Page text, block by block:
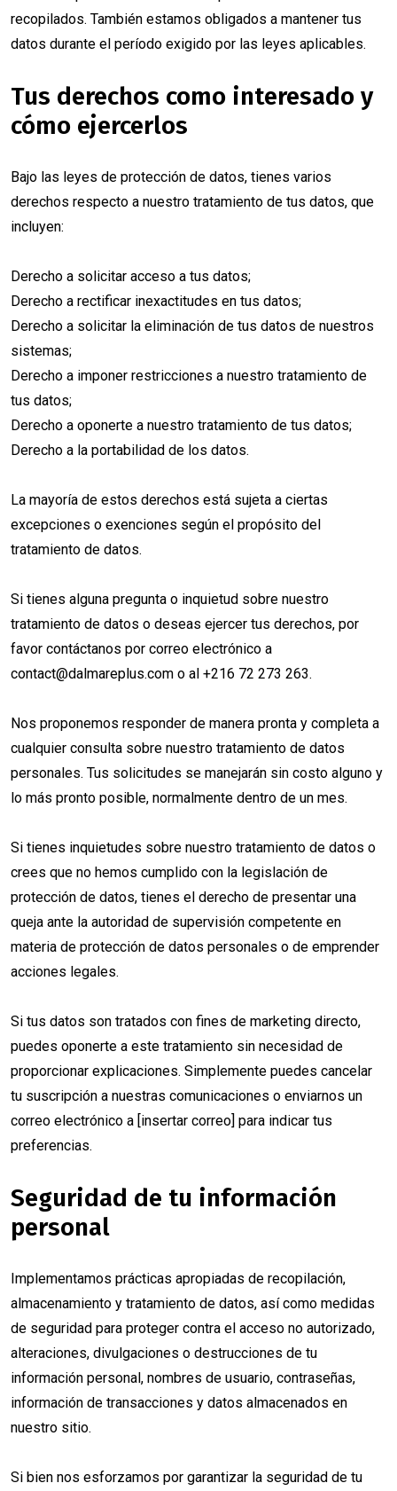
recopilados. También estamos obligados a mantener tus
datos durante el período exigido por las leyes aplicables.
Tus derechos como interesado y
cómo ejercerlos
Bajo las leyes de protección de datos, tienes varios
derechos respecto a nuestro tratamiento de tus datos, que
incluyen:
Derecho a solicitar acceso a tus datos;
Derecho a rectificar inexactitudes en tus datos;
Derecho a solicitar la eliminación de tus datos de nuestros
sistemas;
Derecho a imponer restricciones a nuestro tratamiento de
tus datos;
Derecho a oponerte a nuestro tratamiento de tus datos;
Derecho a la portabilidad de los datos.
La mayoría de estos derechos está sujeta a ciertas
excepciones o exenciones según el propósito del
tratamiento de datos.
Si tienes alguna pregunta o inquietud sobre nuestro
tratamiento de datos o deseas ejercer tus derechos, por
favor contáctanos por correo electrónico a
contact@dalmareplus.com o al +216 72 273 263.
Nos proponemos responder de manera pronta y completa a
cualquier consulta sobre nuestro tratamiento de datos
personales. Tus solicitudes se manejarán sin costo alguno y
lo más pronto posible, normalmente dentro de un mes.
Si tienes inquietudes sobre nuestro tratamiento de datos o
crees que no hemos cumplido con la legislación de
protección de datos, tienes el derecho de presentar una
queja ante la autoridad de supervisión competente en
materia de protección de datos personales o de emprender
acciones legales.
Si tus datos son tratados con fines de marketing directo,
puedes oponerte a este tratamiento sin necesidad de
proporcionar explicaciones. Simplemente puedes cancelar
tu suscripción a nuestras comunicaciones o enviarnos un
correo electrónico a [insertar correo] para indicar tus
preferencias.
Seguridad de tu información
personal
Implementamos prácticas apropiadas de recopilación,
almacenamiento y tratamiento de datos, así como medidas
de seguridad para proteger contra el acceso no autorizado,
alteraciones, divulgaciones o destrucciones de tu
información personal, nombres de usuario, contraseñas,
información de transacciones y datos almacenados en
nuestro sitio.
Si bien nos esforzamos por garantizar la seguridad de tu